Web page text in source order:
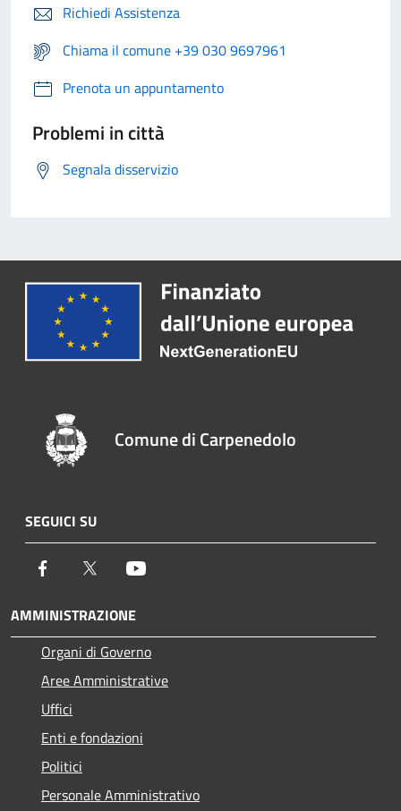
Richiedi Assistenza
Chiama il comune +39 030 9697961
Prenota un appuntamento
Problemi in città
Segnala disservizio
Comune di Carpenedolo
SEGUICI SU
Facebook Twitter
AMMINISTRAZIONE
Organi di Governo
Aree Amministrative
Uffici
Enti e fondazioni
Politici
Personale Amministrativo